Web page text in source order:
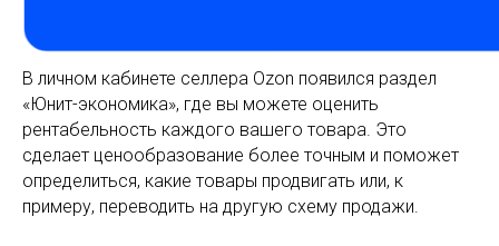
В личном кабинете селлера Ozon появился раздел
«Юнит-экономика», где вы можете оценить
рентабельность каждого вашего товара. Это
сделает ценообразование более точным и поможет
определиться, какие товары продвигать или, к
примеру, переводить на другую схему продажи.